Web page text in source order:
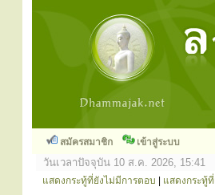
สมัครสมาชิก เข้าสู่ระบบ
วันเวลาปัจจุบัน 10 ส.ค. 2026, 15:41
แสดงกระทู้ที่ยังไม่มีการตอบ แสดงกระทู้